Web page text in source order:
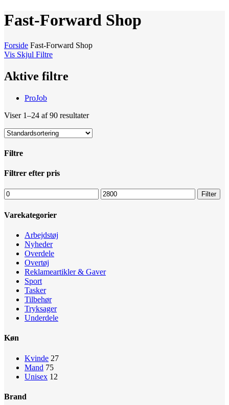
Fast-Forward Shop
Forside Fast-Forward Shop
Vis Skjul Filtre
Aktive filtre
ProJob
Viser 1–24 af 90 resultater
Filtre
Luk
Filtrer efter pris
Mindste
pris
Højeste
pris
Filter
Varekategorier
Arbejdstøj
Nyheder
Overdele
Overtøj
Reklameartikler & Gaver
Sport
Tasker
Tilbehør
Tryksager
Underdele
Køn
Kvinde 27
Mand 75
Unisex 12
Brand